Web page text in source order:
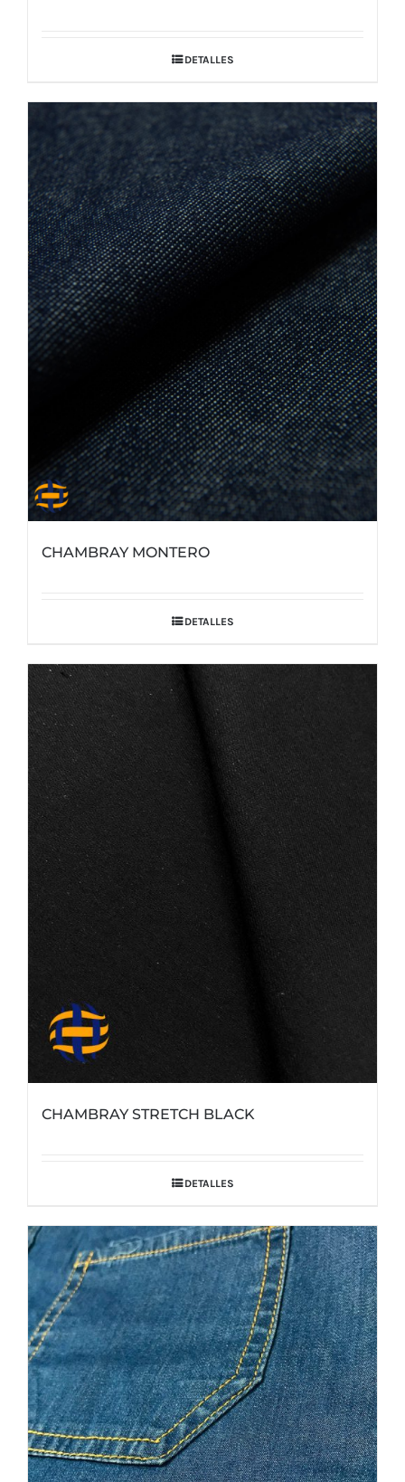
DETALLES
CHAMBRAY MONTERO
DETALLES
CHAMBRAY STRETCH BLACK
DETALLES